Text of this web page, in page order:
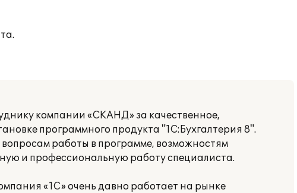
компании «СКАНД» за качественное,
программного продукта "1С:Бухгалтерия 8".
работы в программе, возможностям
и профессиональную работу специалиста.
«1С» очень давно работает на рынке